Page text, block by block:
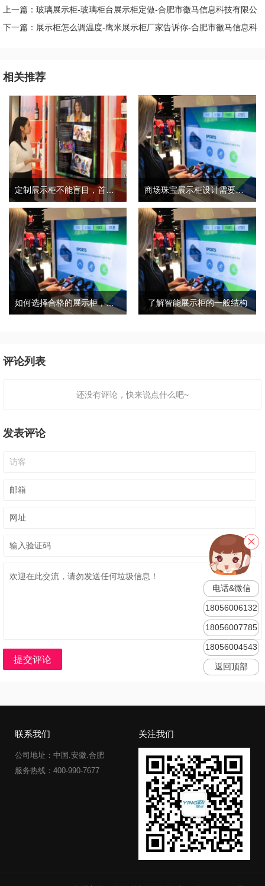
上一篇：玻璃展示柜-玻璃柜台展示柜定做-合肥市徽马信息科技有限公
司
下一篇：展示柜怎么调温度-鹰米展示柜厂家告诉你-合肥市徽马信息科
相关推荐
定制展示柜不能盲目，首先要考虑这几点 商场珠宝展示柜设计需要考虑三个因素和细节
如何选择合格的展示柜，合格的展柜有哪些特点？ 了解智能展示柜的一般结构
评论列表
还没有评论，快来说点什么吧~
发表评论
提交评论
联系我们
公司地址：中国.安徽.合肥
服务热线：400-990-7677
关注我们
电话&微信
18056006132
18056007785
18056004543
返回顶部